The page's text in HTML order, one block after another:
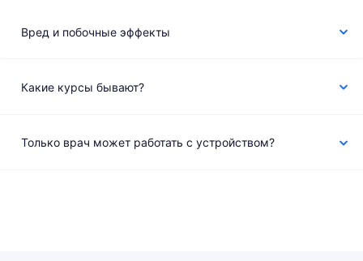
Вред и побочные эффекты
Какие курсы бывают?
Только врач может работать с устройством?